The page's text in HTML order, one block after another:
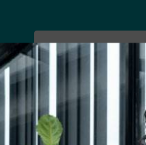
Nome
Email